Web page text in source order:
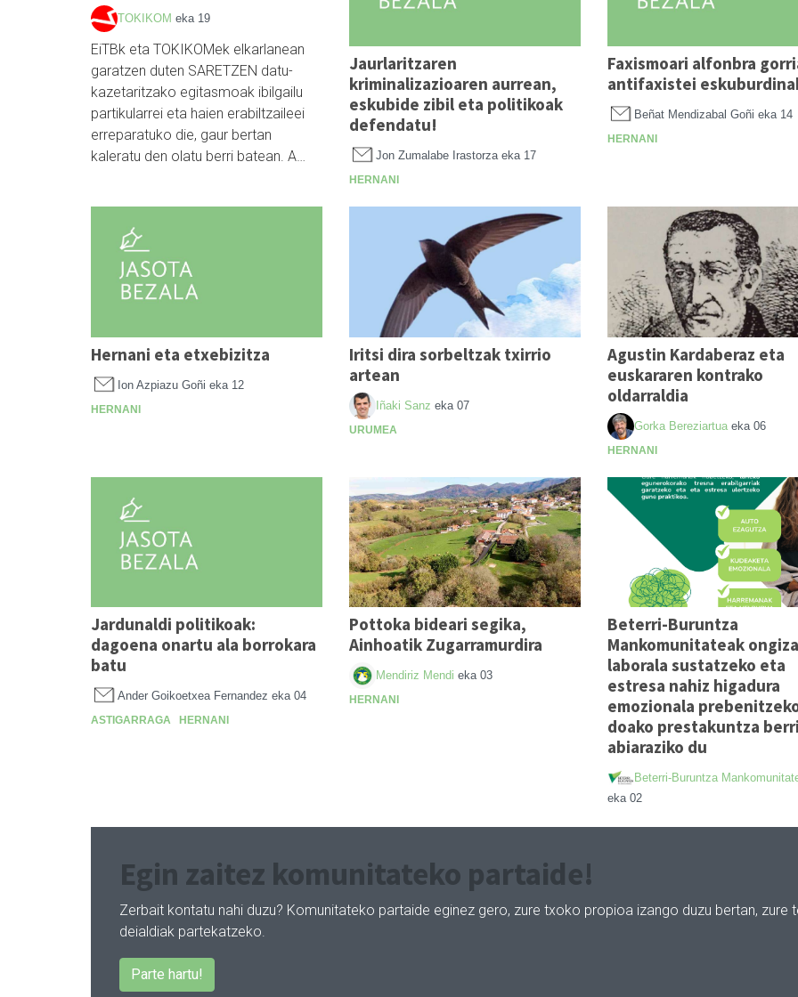
TOKIKOM eka 19
EiTBk eta TOKIKOMek elkarlanean
garatzen duten SARETZEN datu-
kazetaritzako egitasmoak ibilgailu
partikularrei eta haien erabiltzaileei
erreparatuko die, gaur bertan
kaleratu den olatu berri batean. A…
Jaurlaritzaren
kriminalizazioaren aurrean,
eskubide zibil eta politikoak
defendatu!
Jon Zumalabe Irastorza eka 17
HERNANI
Faxismoari alfonbra
antifaxistei
Beñat Mendizabal Goñi eka 14
HERNANI
Hernani eta etxebizitza
Ion Azpiazu Goñi eka 12
HERNANI
Iritsi dira sorbeltzak txirrio
artean
Iñaki Sanz eka 07
URUMEA
Agustin Kardaberaz eta
euskararen kontrako
oldarraldia
Gorka Bereziartua eka 06
HERNANI
Jardunaldi politikoak:
dagoena onartu ala borrokara
batu
Ander Goikoetxea Fernandez eka 04
ASTIGARRAGA HERNANI
Pottoka bideari segika,
Ainhoatik Zugarramurdira
Mendiriz Mendi eka 03
HERNANI
Beterri-Buruntza
Mankomunitateak
laborala sustatzeko eta
estresa nahiz higadura
emozionala
doako prestakuntza
abiaraziko du
Beterri-Buruntza
eka 02
Egin zaitez komunitateko partaide!
Zerbait kontatu nahi duzu? Komunitateko partaide eginez gero, zure txoko propioa izango duzu bertan,
deialdiak partekatzeko.
Parte hartu!